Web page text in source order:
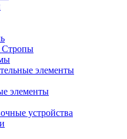
Стропы
элементы
элементы
устройства